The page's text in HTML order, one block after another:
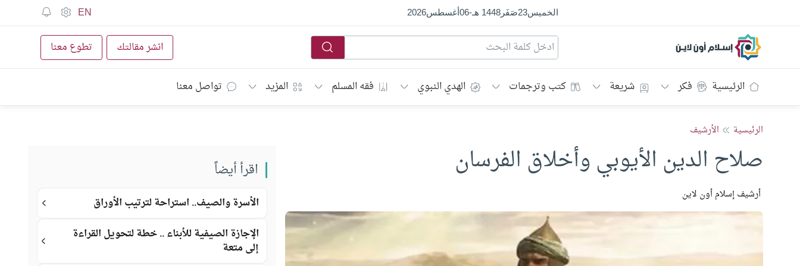
الخميس23صَفَر1448 هـ -
06أغسطس2026
EN
إسلام أون لاين انشر مقالتك تطوع معنا
الرئيسية فكر شريعة كتب وترجمات الهدي النبوي فقه المسلم المزيد تواصل معنا
الرئيسية الأرشيف
صلاح الدين الأيوبي وأخلاق الفرسان
أرشيف إسلام أون لاين
اقرأ أيضاً
الأسرة والصيف.. استراحة لترتيب الأوراق
الإجازة الصيفية للأبناء .. خطة لتحويل القراءة
إلى متعة